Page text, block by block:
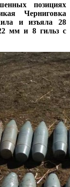
позициях
Черниговка
и изъяла 28
мм и 8 гильз с